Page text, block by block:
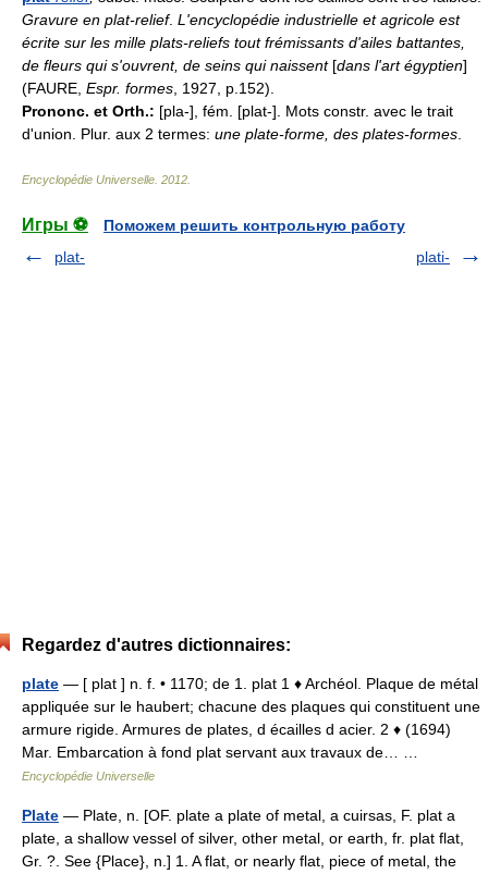
Gravure en plat-relief. L'encyclopédie industrielle et agricole est
écrite sur les mille plats-reliefs tout frémissants d'ailes battantes,
de fleurs qui s'ouvrent, de seins qui naissent[dans l'art égyptien]
(FAURE, Espr. formes , 1927, p.152).
Prononc. et Orth.: [pla-], fém. [plat-]. Mots constr. avec le trait
d'union. Plur. aux 2 termes: une plate-forme, des plates-formes
Encyclopédie Universelle 2012
Игры ⚽
Поможем решить контрольную работу
plat-
plati-
Regardez d'autres dictionnaires:
plate — [ plat ] n. f. • 1170; de 1. plat 1 ♦ Archéol. Plaque de métal
appliquée sur le haubert; chacune des plaques qui constituent une
armure rigide. Armures de plates, d écailles d acier. 2 ♦ (1694)
Mar. Embarcation à fond plat servant aux travaux de… …
Encyclopédie Universelle
Plate — Plate, n. [OF. plate a plate of metal, a cuirsas, F. plat a
plate, a shallow vessel of silver, other metal, or earth, fr. plat flat,
Gr. ?. See {Place}, n.] 1. A flat, or nearly flat, piece of metal, the